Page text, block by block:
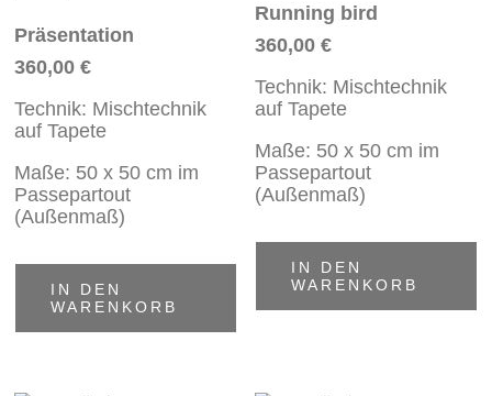
Präsentation
360,00€
Technik: Mischtechnik
auf Tapete
Maße: 50 x 50 cm im
Passepartout
(Außenmaß)
IN DEN
WARENKORB
Running bird
360,00€
Technik: Mischtechnik
auf Tapete
Maße: 50 x 50 cm im
Passepartout
(Außenmaß)
IN DEN
WARENKORB